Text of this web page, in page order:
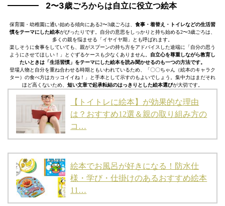
2〜3歳ごろからは自立に役立つ絵本
保育園・幼稚園に通い始める傾向にある2〜3歳ごろは、 食事・着替え・トイレなどの生活習
慣をテーマにした絵本がぴったりです。自分の意思をしっかりと持ち始める2〜3歳ごろは、
多くの親を悩ませる「イヤイヤ期」とも呼ばれます。
楽しそうに食事をしていても、親がスプーンの持ち方をアドバイスした途端に「自分の思う
ようにさせてほしい！」とぐずるケースも少なくありません。 自立心を尊重しながら教育し
たいときは「生活習慣」をテーマにした絵本を読み聞かせるのも一つの方法です。
登場人物と自分を重ね合わせる時期ともいわれているため、「〇〇ちゃん（絵本のキャラク
ター）の食べ方はカッコイイね！」と手本として示すのもよいでしょう。集中力はまだそれ
ほど高くないため、 短い文章で起承転結のはっきりとした絵本選びが大切です。
【トイトレに絵本】が効果的な理由
は？おすすめ12選＆親の取り組み方の
コ…
絵本でお風呂が好きになる！防水仕
様・学び・仕掛けのあるおすすめ絵本
11…